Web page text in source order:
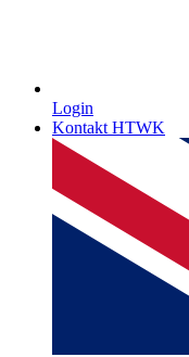
Login
Kontakt HTWK